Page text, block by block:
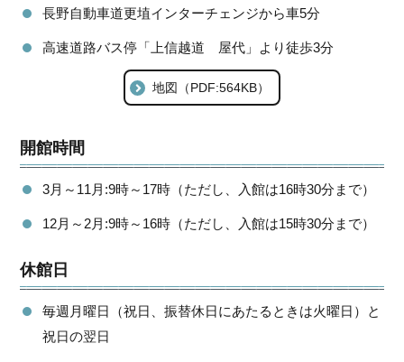
長野自動車道更埴インターチェンジから車5分
高速道路バス停「上信越道 屋代」より徒歩3分
地図（PDF:564KB）
開館時間
3月～11月:9時～17時（ただし、入館は16時30分まで）
12月～2月:9時～16時（ただし、入館は15時30分まで）
休館日
毎週月曜日（祝日、振替休日にあたるときは火曜日）と
祝日の翌日